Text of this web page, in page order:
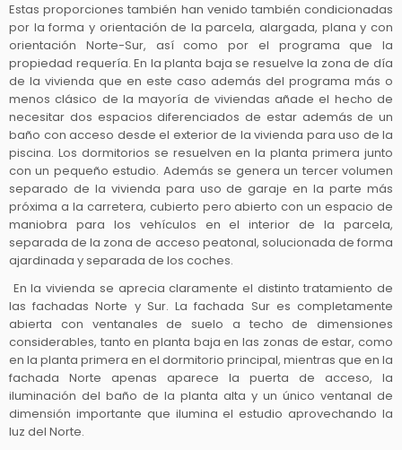
Estas proporciones también han venido también condicionadas
por la forma y orientación de la parcela, alargada, plana y con
orientación Norte-Sur, así como por el programa que la
propiedad requería. En la planta baja se resuelve la zona de día
de la vivienda que en este caso además del programa más o
menos clásico de la mayoría de viviendas añade el hecho de
necesitar dos espacios diferenciados de estar además de un
baño con acceso desde el exterior de la vivienda para uso de la
piscina. Los dormitorios se resuelven en la planta primera junto
con un pequeño estudio. Además se genera un tercer volumen
separado de la vivienda para uso de garaje en la parte más
próxima a la carretera, cubierto pero abierto con un espacio de
maniobra para los vehículos en el interior de la parcela,
separada de la zona de acceso peatonal, solucionada de forma
ajardinada y separada de los coches.
En la vivienda se aprecia claramente el distinto tratamiento de
las fachadas Norte y Sur. La fachada Sur es completamente
abierta con ventanales de suelo a techo de dimensiones
considerables, tanto en planta baja en las zonas de estar, como
en la planta primera en el dormitorio principal, mientras que en la
fachada Norte apenas aparece la puerta de acceso, la
iluminación del baño de la planta alta y un único ventanal de
dimensión importante que ilumina el estudio aprovechando la
luz del Norte.